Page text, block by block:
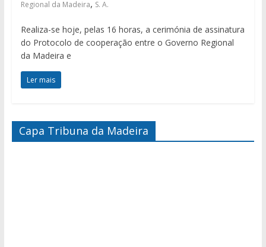
Regional da Madeira, S. A.
Realiza-se hoje, pelas 16 horas, a cerimónia de assinatura
do Protocolo de cooperação entre o Governo Regional
da Madeira e
Ler mais
Capa Tribuna da Madeira